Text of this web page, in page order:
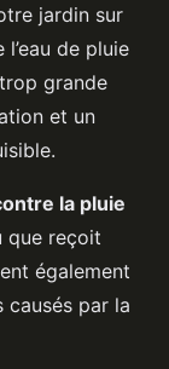
jardin sur
de pluie
grande
et un
la pluie
que reçoit
également
causés par la